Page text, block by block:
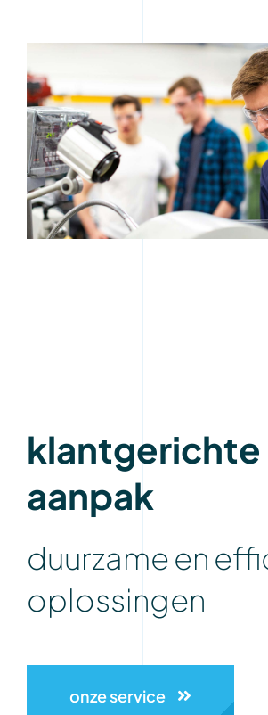
klantgerichte
aanpak
duurzame en
oplossingen
onze service